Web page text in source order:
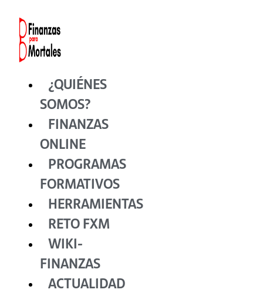
contenido
¿QUIÉNES
SOMOS?
FINANZAS
ONLINE
PROGRAMAS
FORMATIVOS
HERRAMIENTAS
RETO FXM
WIKI-
FINANZAS
ACTUALIDAD